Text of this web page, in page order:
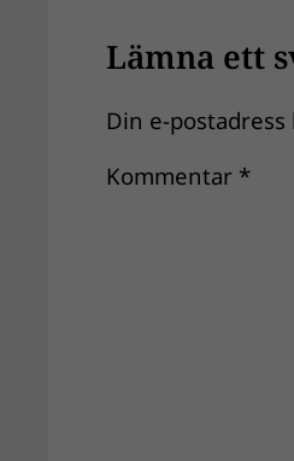
Lämna ett
Din e-
Kommentar *